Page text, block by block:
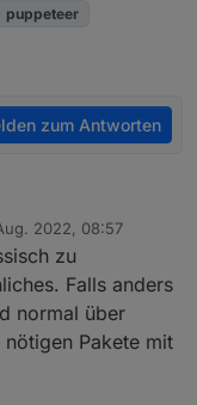
puppeteer
zum Antworten
2022, 08:57
zu
Falls anders
normal über
Pakete mit